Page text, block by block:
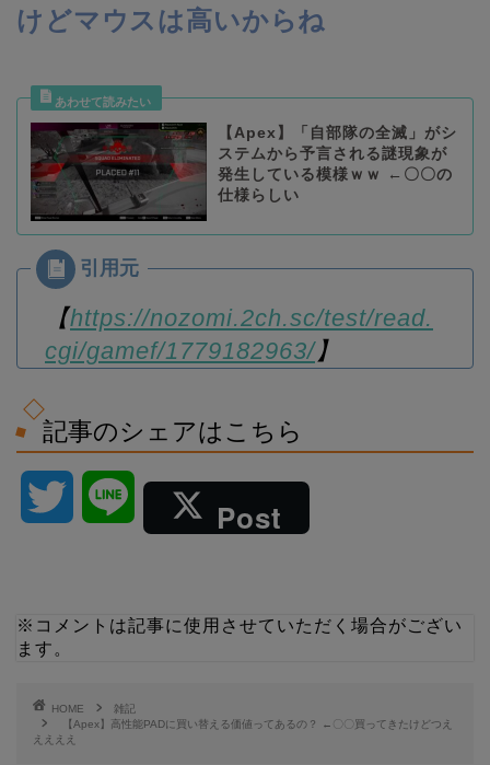
けどマウスは高いからね
【Apex】「自部隊の全滅」がシ
ステムから予言される謎現象が
発生している模様ｗｗ ←〇〇の
仕様らしい
【https://nozomi.2ch.sc/test/read.
cgi/gamef/1779182963/】
記事のシェアはこちら
t
Post
※コメントは記事に使用させていただく場合がござい
ます。
HOME
雑記
【Apex】高性能PADに買い替える価値ってあるの？ ←〇〇買ってきたけどつえ
ええええ